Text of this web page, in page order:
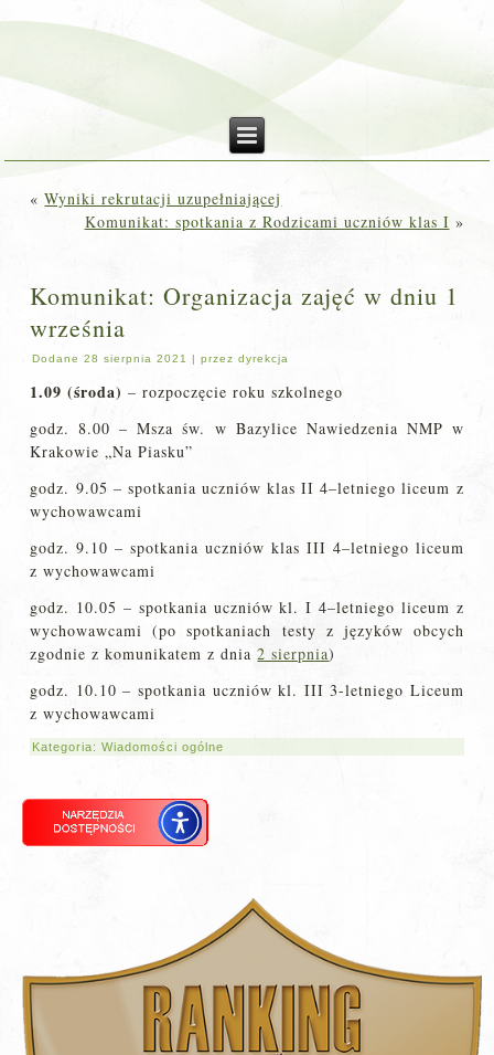
«Wyniki rekrutacji uzupełniającej
Komunikat: spotkania z Rodzicami uczniów klas I »
Komunikat: Organizacja zajęć w dniu 1
września
Dodane 28 sierpnia 2021 |przez dyrekcja
1.09 (środa) – rozpoczęcie roku szkolnego
godz. 8.00 – Msza św. w Bazylice Nawiedzenia NMP w
Krakowie „Na Piasku”
godz. 9.05 – spotkania uczniów klas II 4–letniego liceum z
wychowawcami
godz. 9.10 – spotkania uczniów klas III 4–letniego liceum
z wychowawcami
godz. 10.05 – spotkania uczniów kl. I 4–letniego liceum z
wychowawcami (po spotkaniach testy z języków obcych
zgodnie z komunikatem z dnia2 sierpnia)
godz. 10.10 – spotkania uczniów kl. III 3-letniego Liceum
z wychowawcami
Kategoria:Wiadomości ogólne